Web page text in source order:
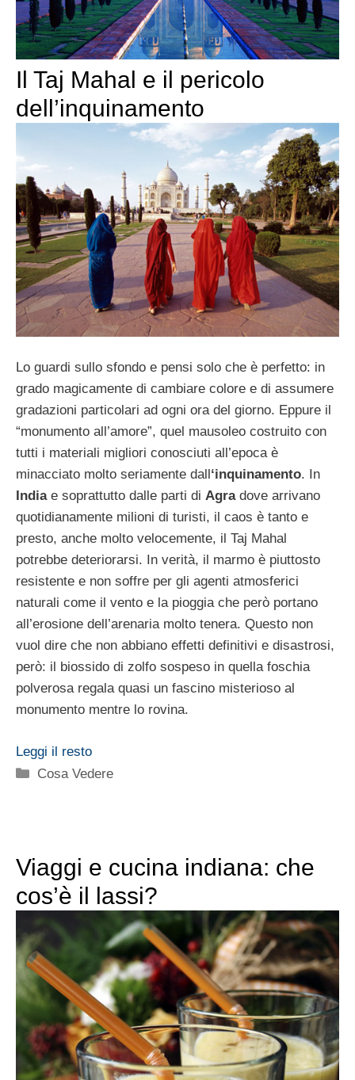
Il Taj Mahal e il pericolo
dell’inquinamento
Lo guardi sullo sfondo e pensi solo che è perfetto: in
grado magicamente di cambiare colore e di assumere
gradazioni particolari ad ogni ora del giorno. Eppure il
“monumento all’amore”, quel mausoleo costruito con
tutti i materiali migliori conosciuti all’epoca è
minacciato molto seriamente dall ‘inquinamento. In
Indiae soprattutto dalle parti di Agradove arrivano
quotidianamente milioni di turisti, il caos è tanto e
presto, anche molto velocemente, il Taj Mahal
potrebbe deteriorarsi. In verità, il marmo è piuttosto
resistente e non soffre per gli agenti atmosferici
naturali come il vento e la pioggia che però portano
all’erosione dell’arenaria molto tenera. Questo non
vuol dire che non abbiano effetti definitivi e disastrosi,
però: il biossido di zolfo sospeso in quella foschia
polverosa regala quasi un fascino misterioso al
monumento mentre lo rovina.
Leggi il resto
Categorie
Cosa Vedere
Viaggi e cucina indiana: che
cos’è il lassi?